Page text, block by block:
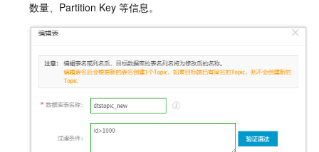
数量、Partition Key 等信息。